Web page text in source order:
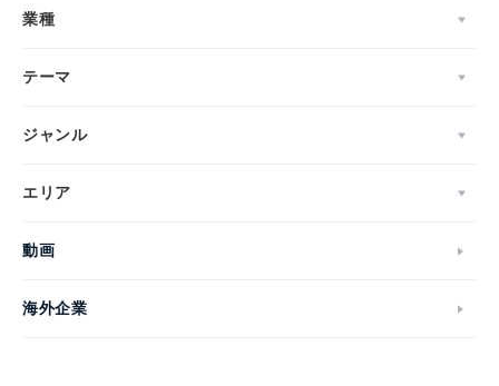
業種
テーマ
ジャンル
エリア
動画
海外企業